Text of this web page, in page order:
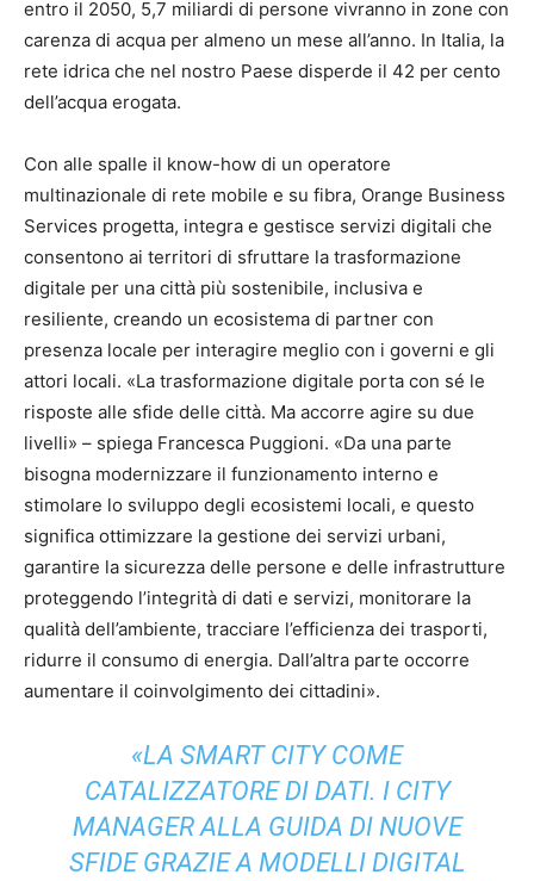
entro il 2050, 5,7 miliardi di persone vivranno in zone con
carenza di acqua per almeno un mese all’anno. In Italia, la
rete idrica che nel nostro Paese disperde il 42 per cento
dell’acqua erogata.
Con alle spalle il know-how di un operatore
multinazionale di rete mobile e su fibra, Orange Business
Services progetta, integra e gestisce servizi digitali che
consentono ai territori di sfruttare la trasformazione
digitale per una città più sostenibile, inclusiva e
resiliente, creando un ecosistema di partner con
presenza locale per interagire meglio con i governi e gli
attori locali. «La trasformazione digitale porta con sé le
risposte alle sfide delle città. Ma accorre agire su due
livelli» – spiega Francesca Puggioni. «Da una parte
bisogna modernizzare il funzionamento interno e
stimolare lo sviluppo degli ecosistemi locali, e questo
significa ottimizzare la gestione dei servizi urbani,
garantire la sicurezza delle persone e delle infrastrutture
proteggendo l’integrità di dati e servizi, monitorare la
qualità dell’ambiente, tracciare l’efficienza dei trasporti,
ridurre il consumo di energia. Dall’altra parte occorre
aumentare il coinvolgimento dei cittadini».
«LA SMART CITY COME
CATALIZZATORE DI DATI. I CITY
MANAGER ALLA GUIDA DI NUOVE
SFIDE GRAZIE A MODELLI DIGITAL